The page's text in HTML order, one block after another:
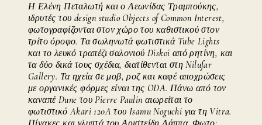
Η Ελένη Πεταλωτή και ο Λεωνίδας Τραμπούκης,
ιδρυτές του design studio Objects of Common Interest,
φωτογραφίζονται στον χώρο του καθιστικού στον
τρίτο όροφο. Τα σωληνωτά φωτιστικά Tube Lights
και το λευκό τραπέζι σαλονιού Diskoi από ρητίνη, και
τα δύο δικά τους σχέδια, διατίθενται στη Nilufar
Gallery. Τα ηχεία σε μοβ, ροζ και καφέ αποχρώσεις
με οργανικές φόρμες είναι της ODA. Πάνω από τον
καναπέ Dune του Pierre Paulin αιωρείται το
φωτιστικό Akari 120A του Isamu Noguchi για τη Vitra.